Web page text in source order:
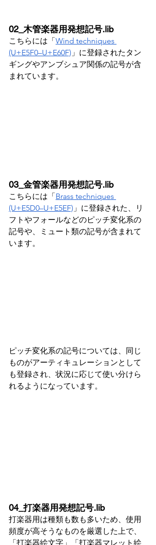
02_木管楽器用発想記号.lib
こちらには「 Wind techniques
(U+E5F0–U+E60F) 」に登録されたタン
ギングやアンブシュア関係の記号が含
まれています。
03_金管楽器用発想記号.lib
こちらには「Brass techniques
(U+E5D0–U+E5EF) 」に登録された、リ
フトやフォールなどのピッチ変化系の
記号や、ミュート類の記号が含まれて
います。
ピッチ変化系の記号については、同じ
ものがアーティキュレーションとして
も登録され、状況に応じて使い分けら
れるようになっています。
04_打楽器用発想記号.lib
打楽器用は種類も数も多いため、使用
頻度が高そうなものを厳選した上で、
「打楽器絵文字」「打楽器マレット絵